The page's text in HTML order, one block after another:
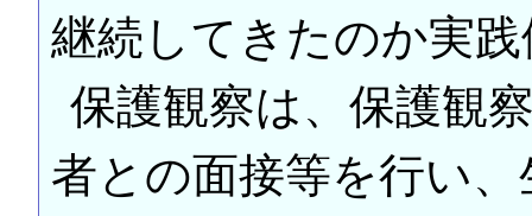
継続してきたのか実
保護観察は、保護観
者との面接等を行い